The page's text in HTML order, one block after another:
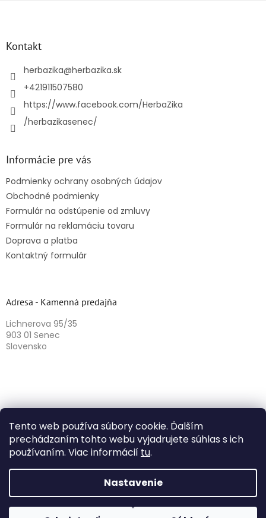
Tento web používa súbory cookie. Ďalším
prechádzaním tohto webu vyjadrujete súhlas s ich
používaním. Viac informácií tu.
Nastavenie
Kontakt
herbazika@herbazika.sk
+421911507580
https://www.facebook.com/HerbaZika
/herbazikasenec/
Informácie pre vás
Podmienky ochrany osobných údajov
Obchodné podmienky
Formulár na odstúpenie od zmluvy
Formulár na reklamáciu tovaru
Doprava a platba
Kontaktný formulár
Adresa - Kamenná predajňa
Lichnerova 95/35
903 01 Senec
Slovensko
Copyright 2026Herbazika. Všetky práva vyhradené.